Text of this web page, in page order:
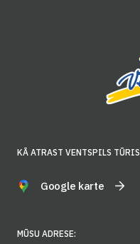
KĀ ATRAST VENTSPILS
Google karte
MŪSU ADRESE: